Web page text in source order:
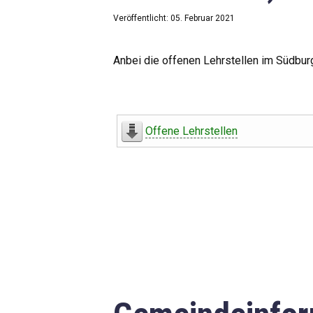
Veröffentlicht: 05. Februar 2021
Anbei die offenen Lehrstellen im
Offene Lehrstellen